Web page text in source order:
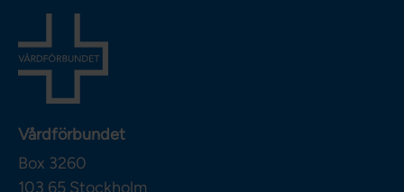
Vårdförbundet
Box 3260
103 65 Stockholm